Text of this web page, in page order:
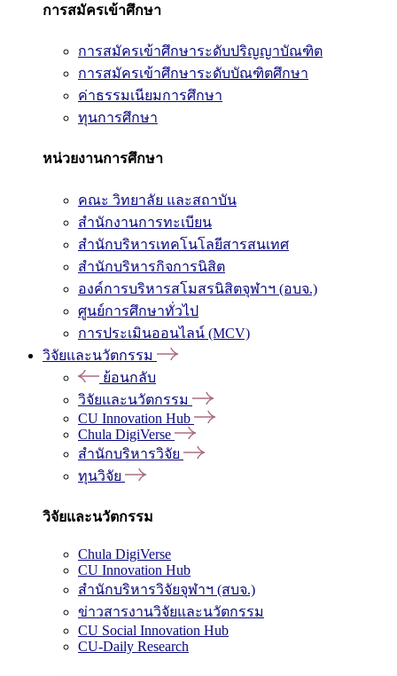
การสมัครเข้าศึกษา
การสมัครเข้าศึกษาระดับปริญญาบัณฑิต
การสมัครเข้าศึกษาระดับบัณฑิตศึกษา
ค่าธรรมเนียมการศึกษา
ทุนการศึกษา
หน่วยงานการศึกษา
คณะ วิทยาลัย และสถาบัน
สำนักงานการทะเบียน
สำนักบริหารเทคโนโลยีสารสนเทศ
สำนักบริหารกิจการนิสิต
องค์การบริหารสโมสรนิสิตจุฬาฯ (อบจ.)
ศูนย์การศึกษาทั่วไป
การประเมินออนไลน์ (MCV)
วิจัยและนวัตกรรม
ย้อนกลับ
วิจัยและนวัตกรรม
CU Innovation Hub
Chula DigiVerse
สำนักบริหารวิจัย
ทุนวิจัย
วิจัยและนวัตกรรม
Chula DigiVerse
CU Innovation Hub
สำนักบริหารวิจัยจุฬาฯ (สบจ.)
ข่าวสารงานวิจัยและนวัตกรรม
CU Social Innovation Hub
CU-Daily Research